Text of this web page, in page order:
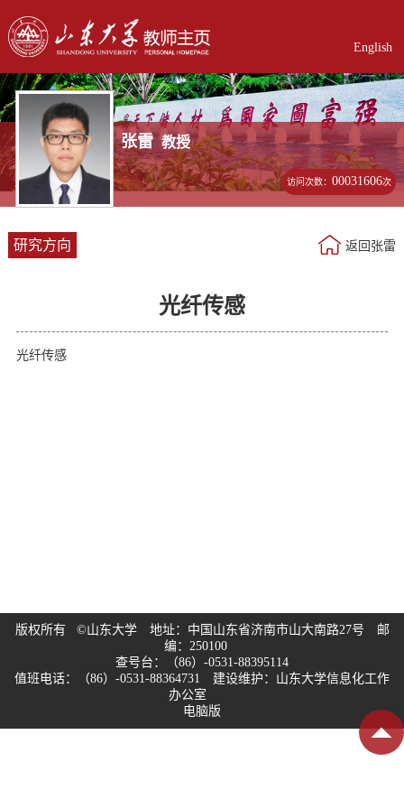
English
张雷 教授
访问次数：00031606次
研究方向 返回张雷
光纤传感
光纤传感
版权所有 ©山东大学 地址：中国山东省济南市山大南路27号 邮
编：250100
查号台：（86）-0531-88395114
值班电话：（86）-0531-88364731 建设维护：山东大学信息化工作
办公室
电脑版